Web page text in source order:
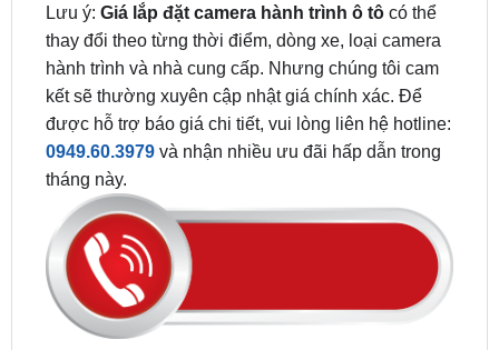
hành trình và nhà cung cấp. Nhưng chúng tôi cam
kết sẽ thường xuyên cập nhật giá chính xác. Để
được hỗ trợ báo giá chi tiết, vui lòng liên hệ hotline:
0949.60.3979 và nhận nhiều ưu đãi hấp dẫn trong
tháng này.
Tại Sao Bạn Nên Sở Hữu Camera Hành Trình Xe
Mercedes-Benz S-Class?